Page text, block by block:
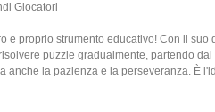
Giocatori
e proprio strumento educativo! Con il
puzzle gradualmente, partendo
anche la pazienza e la perseveranza. È